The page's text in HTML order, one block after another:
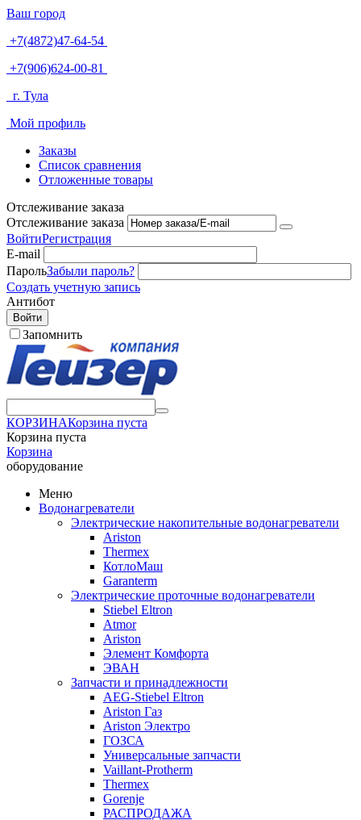
Ваш город
+7(4872)47-64-54
+7(906)624-00-81
г. Тула
Мой профиль
Заказы
Список сравнения
Отложенные товары
Отслеживание заказа
Отслеживание заказа
ВойтиРегистрация
E-mail
ПарольЗабыли пароль?
Создать учетную запись
Антибот
Войти
Запомнить
КОРЗИНАКорзина пуста
Корзина пуста
Корзина
оборудование
Меню
Водонагреватели
Электрические накопительные водонагреватели
Ariston
Thermex
КотлоМаш
Garanterm
Электрические проточные водонагреватели
Stiebel Eltron
Atmor
Ariston
Элемент Комфорта
ЭВАН
Запчасти и принадлежности
AEG-Stiebel Eltron
Ariston Газ
Ariston Электро
ГОЗСА
Универсальные запчасти
Vaillant-Protherm
Thermex
Gorenje
РАСПРОДАЖА